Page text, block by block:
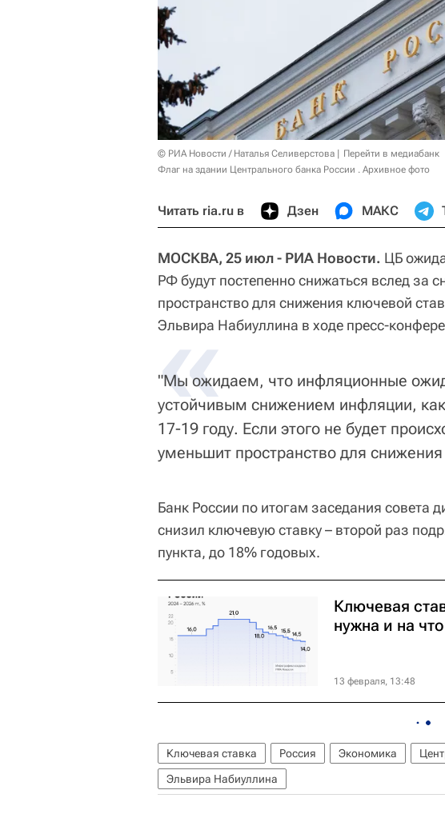
© РИА Новости / Наталья Селиверстова
Перейти в медиабанк
Флаг на здании Центрального банка России . Архивное фото
Читать ria.ru в Дзен МАКС
МОСКВА, 25 июл - РИА Новости. ЦБ
РФ будут постепенно снижаться вслед за
пространство для снижения ключевой
Эльвира Набиуллина в ходе пресс-
«
"Мы ожидаем, что инфляционные
устойчивым снижением инфляции,
17-19 году. Если этого не будет
уменьшит пространство для
Банк России по итогам заседания совета
снизил ключевую ставку – второй раз
пункта, до 18% годовых.
Ключевая
нужна и на
13 февраля, 13:48
Ключевая ставка Россия Экономика
Эльвира Набиуллина